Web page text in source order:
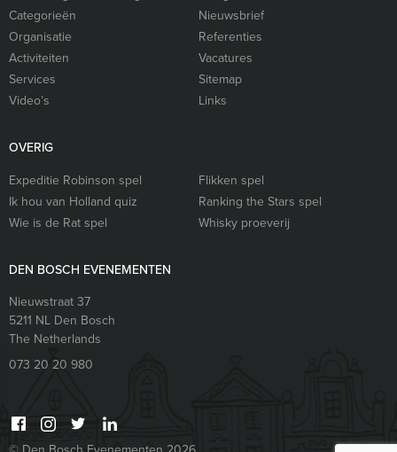
Categorieën
Nieuwsbrief
Organisatie
Referenties
Activiteiten
Vacatures
Services
Sitemap
Video’s
Links
OVERIG
Expeditie Robinson spel
Flikken spel
Ik hou van Holland quiz
Ranking the Stars spel
Wie is de Rat spel
Whisky proeverij
DEN BOSCH EVENEMENTEN
Nieuwstraat 37
5211 NL Den Bosch
The Netherlands
073 20 20 980